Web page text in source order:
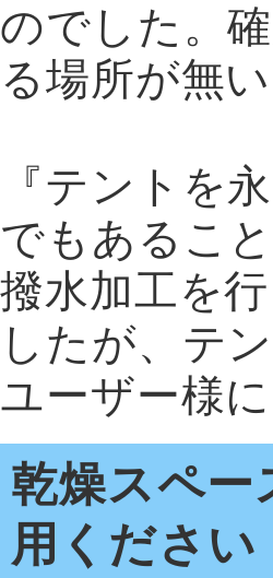
のでした。
る場所が無
『テントを
でもあるこ
撥水加工を
したが、テ
ユーザー様
乾燥スペー
用ください